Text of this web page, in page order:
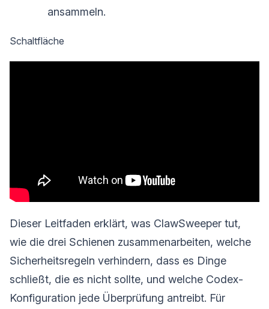
ansammeln.
Schaltfläche
Dieser Leitfaden erklärt, was ClawSweeper tut,
wie die drei Schienen zusammenarbeiten, welche
Sicherheitsregeln verhindern, dass es Dinge
schließt, die es nicht sollte, und welche Codex-
Konfiguration jede Überprüfung antreibt. Für